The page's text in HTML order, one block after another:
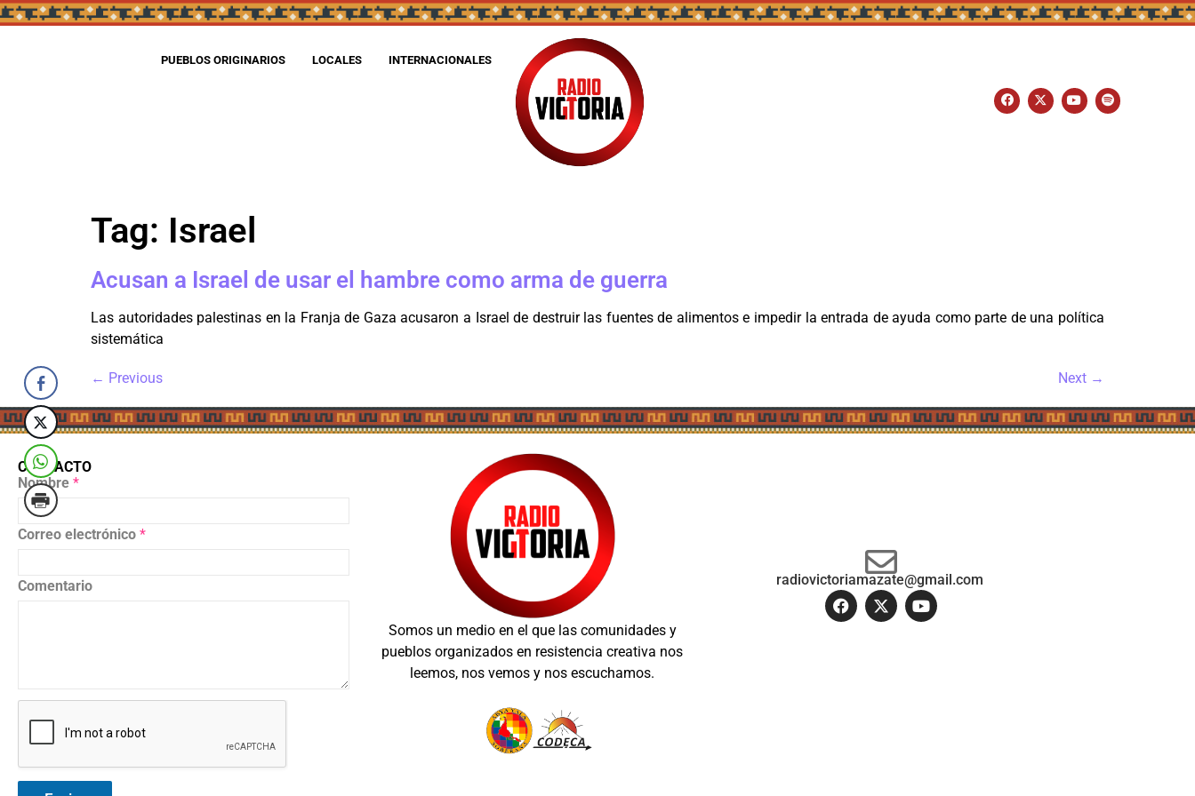
PUEBLOS ORIGINARIOS LOCALES INTERNACIONALES
Tag: Israel
Acusan a Israel de usar el hambre como arma de guerra
Las autoridades palestinas en la Franja de Gaza acusaron a Israel de destruir las fuentes de alimentos e impedir la entrada de ayuda como parte de una política
sistemática
← Previous Next →
CONTACTO
Nombre *
Correo electrónico *
Comentario
Somos un medio en el que las comunidades y
pueblos organizados en resistencia creativa nos
leemos, nos vemos y nos escuchamos.
radiovictoriamazate@gmail.com